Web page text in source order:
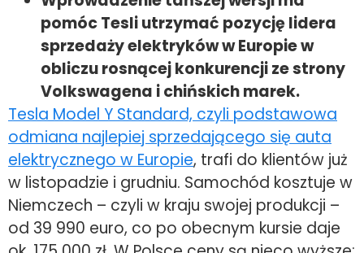
pomóc Tesli utrzymać pozycję lidera
sprzedaży elektryków w Europie w
obliczu rosnącej konkurencji ze strony
Volkswagena i chińskich marek.
Tesla Model Y Standard, czyli podstawowa
odmiana najlepiej sprzedającego się auta
elektrycznego w Europie, trafi do klientów już
w listopadzie i grudniu. Samochód kosztuje w
Niemczech – czyli w kraju swojej produkcji –
od 39 990 euro, co po obecnym kursie daje